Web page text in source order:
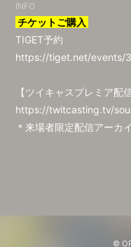
INFO
チケットご購入
TIGET予約
https://tiget.net/events/
【ツイキャスプレミア配信
https://twitcasting.tv/
＊来場者限定配信アーカ
©